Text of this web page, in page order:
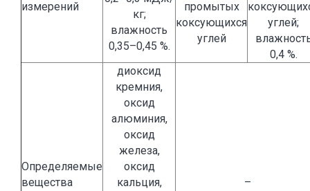
измерений
кг;
влажность
0,35–0,45 %.
промытых
коксующихся
углей
углей;
0,4 %.
Определяемые
вещества
диоксид
кремния,
оксид
алюминия,
оксид
железа,
оксид
кальция,
–